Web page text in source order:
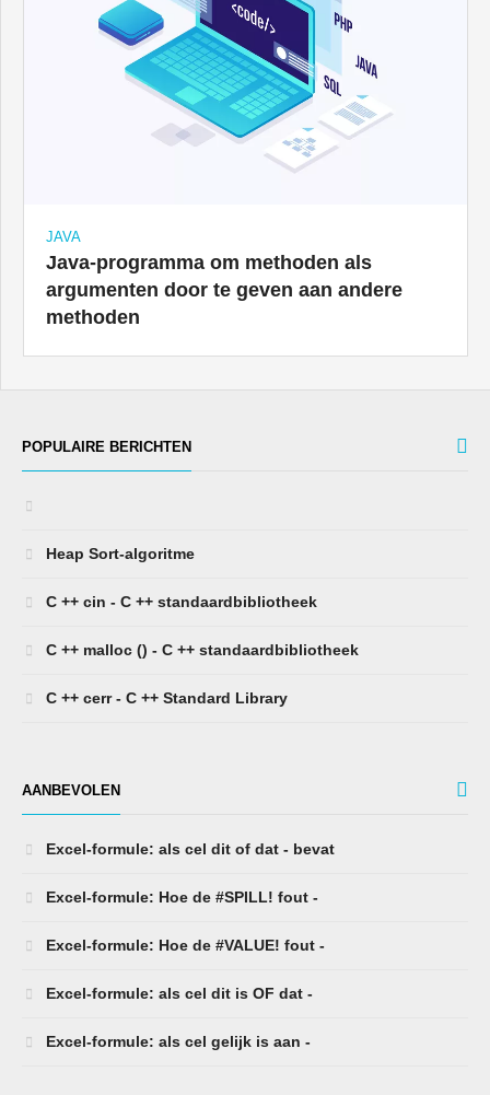
JAVA
Java-programma om methoden als
argumenten door te geven aan andere
methoden
POPULAIRE BERICHTEN
Heap Sort-algoritme
C ++ cin - C ++ standaardbibliotheek
C ++ malloc () - C ++ standaardbibliotheek
C ++ cerr - C ++ Standard Library
AANBEVOLEN
Excel-formule: als cel dit of dat - bevat
Excel-formule: Hoe de #SPILL! fout -
Excel-formule: Hoe de #VALUE! fout -
Excel-formule: als cel dit is OF dat -
Excel-formule: als cel gelijk is aan -